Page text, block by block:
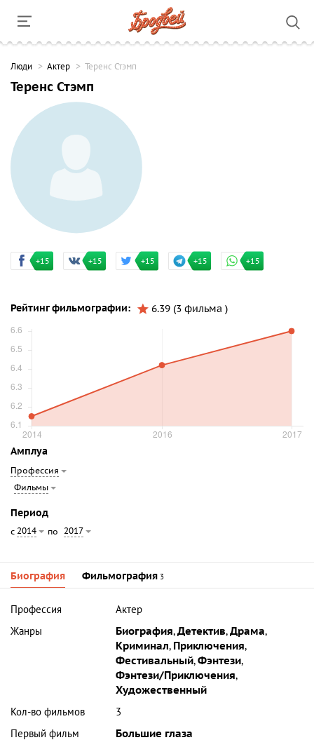
Люди Актер Теренс Стэмп
Теренс Стэмп
+15 +15 +15 +15 +15
Рейтинг фильмографии: 6.39 (3 фильма )
Амплуа
Профессия
Фильмы
Период
с 2014 по 2017
Биография Фильмография 3
Профессия
Актер
Жанры
Биография,Детектив,Драма,
Криминал, Приключения,
Фестивальный,Фэнтези,
Фэнтези/Приключения,
Художественный
Кол-во фильмов
3
Первый фильм
Большие глаза